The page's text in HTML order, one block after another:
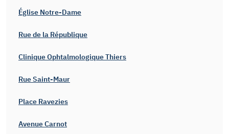
Église Notre-Dame
Rue de la République
Clinique Ophtalmologique Thiers
Rue Saint-Maur
Place Ravezies
Avenue Carnot